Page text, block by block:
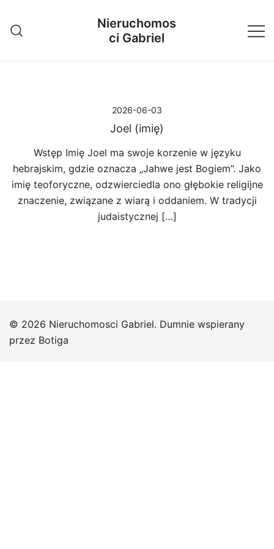
treści
Nieruchomos
ci Gabriel
2026-06-03
Joel (imię)
Wstęp Imię Joel ma swoje korzenie w języku
hebrajskim, gdzie oznacza „Jahwe jest Bogiem”. Jako
imię teoforyczne, odzwierciedla ono głębokie religijne
znaczenie, związane z wiarą i oddaniem. W tradycji
judaistycznej […]
© 2026 Nieruchomosci Gabriel. Dumnie wspierany
przez Botiga